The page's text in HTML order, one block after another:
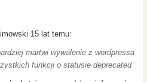
15 lat temu:
martwi wywalenie z wordpressa
funkcji o statusie deprecated